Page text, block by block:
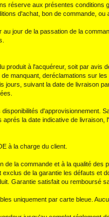
réserve aux présentes
d'achat, bon de commande,
jour de la passation de la
produit à l'acquéreur, soit par
manquant, deréclamations sur
jours, suivant la date de livraison
d'approvisionnement.
la date indicative de
à la charge du client.
de la commande et à la qualité
de la garantie les défauts
Garantie satisfait ou remboursé
uniquement par carte bleue.